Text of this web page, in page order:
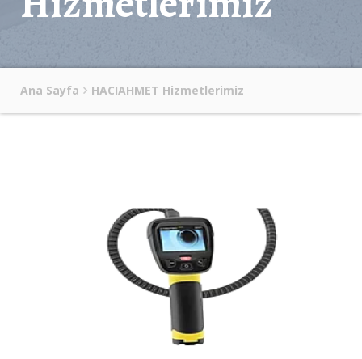
Ana Sayfa HACIAHMET Hizmetlerimiz